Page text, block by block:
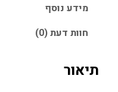
ר
ו
מידע נוסף
חוות דעת (0)
תיאור